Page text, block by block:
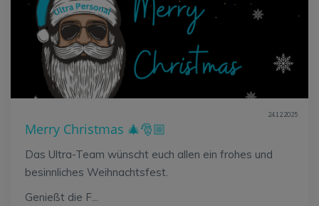
24.12.2025
Merry Christmas 🎄🎅🏼
Das Ultra-Team wünscht euch allen ein frohes und
besinnliches Weihnachtsfest.
Genießt die F...